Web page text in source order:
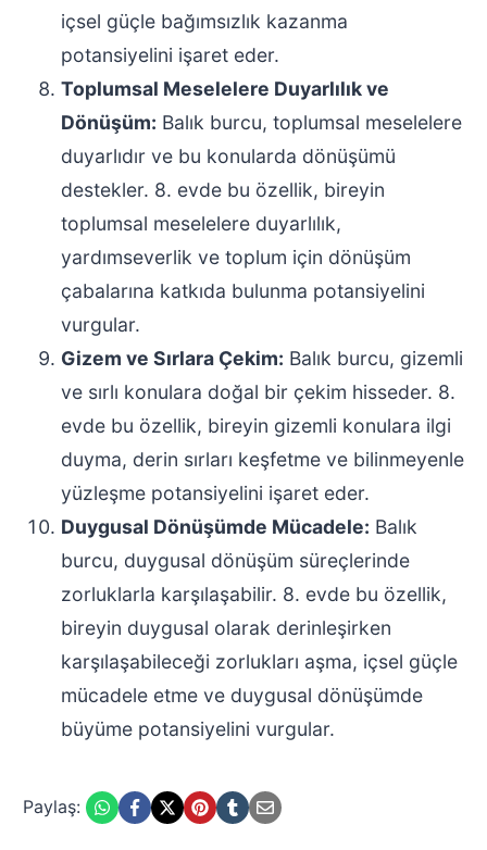
içsel güçle bağımsızlık kazanma
potansiyelini işaret eder.
Toplumsal Meselelere Duyarlılık ve
Dönüşüm: Balık burcu, toplumsal meselelere
duyarlıdır ve bu konularda dönüşümü
destekler. 8. evde bu özellik, bireyin
toplumsal meselelere duyarlılık,
yardımseverlik ve toplum için dönüşüm
çabalarına katkıda bulunma potansiyelini
vurgular.
Gizem ve Sırlara Çekim: Balık burcu, gizemli
ve sırlı konulara doğal bir çekim hisseder. 8.
evde bu özellik, bireyin gizemli konulara ilgi
duyma, derin sırları keşfetme ve bilinmeyenle
yüzleşme potansiyelini işaret eder.
Duygusal Dönüşümde Mücadele: Balık
burcu, duygusal dönüşüm süreçlerinde
zorluklarla karşılaşabilir. 8. evde bu özellik,
bireyin duygusal olarak derinleşirken
karşılaşabileceği zorlukları aşma, içsel güçle
mücadele etme ve duygusal dönüşümde
büyüme potansiyelini vurgular.
Paylaş: